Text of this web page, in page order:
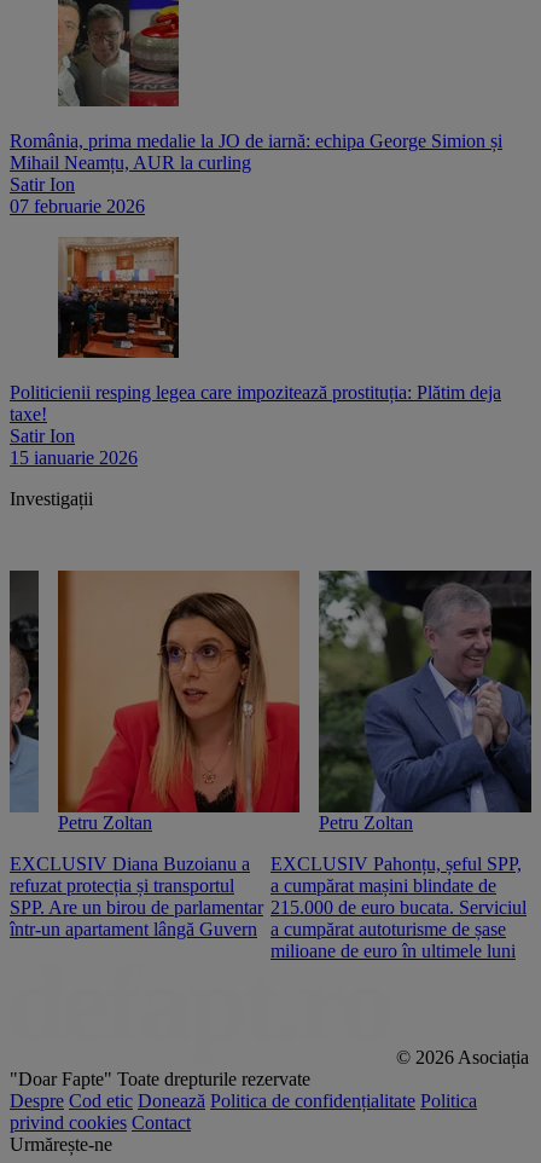
România, prima medalie la JO de iarnă: echipa George Simion și
Mihail Neamțu, AUR la curling
Satir Ion
07 februarie 2026
Politicienii resping legea care impozitează prostituția: Plătim deja
taxe!
Satir Ion
15 ianuarie 2026
Investigații
Petru Zoltan
EXCLUSIV Diana Buzoianu a
refuzat protecția și transportul
SPP. Are un birou de parlamentar
într-un apartament lângă Guvern
Petru Zoltan
EXCLUSIV Pahonțu, șeful SPP,
a cumpărat mașini blindate de
215.000 de euro bucata. Serviciul
a cumpărat autoturisme de șase
milioane de euro în ultimele luni
© 2026 Asociația
"Doar Fapte" Toate drepturile rezervate
Despre Cod etic Donează Politica de confidențialitate Politica
privind cookies Contact
Urmărește-ne